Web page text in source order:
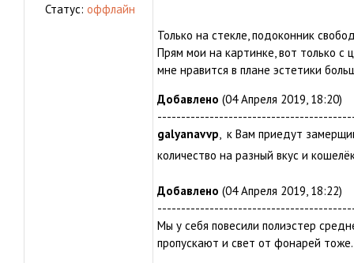
Статус: оффлайн
Только на стекле, подоконник
Прям мои на картинке, вот только с
мне нравится в плане эстетики
Добавлено (04 Апреля 2019, 18:20)
galyanavvp, к Вам приедут
количество на разный вкус и
Добавлено (04 Апреля 2019, 18:22)
Мы у себя повесили полиэстер
пропускают и свет от фонарей тоже.